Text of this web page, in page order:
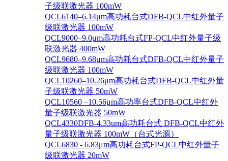
子级联激光器 100mW
QCL6140–6.14μm高功耗台式DFB-QCL中红外量子
级联激光器 100mW
QCL9000–9.0μm高功耗台式FP-QCL中红外量子级
联激光器 400mW
QCL9680–9.68μm高功耗台式DFB-QCL中红外量子
级联激光器 100mW
QCL10260–10.26μm高功耗台式DFB-QCL中红外量
子级联激光器 50mW
QCL10560 –10.56μm高功率台式DFB-QCL中红外
量子级联激光器 50mW
QCL4330DFB-4.33um高功耗台式 DFB-QCL中红外
量子级联激光器 100mW（台式光源）
QCL6830 - 6.83μm高功耗台式FP-QCL中红外量子
级联激光器 20mW